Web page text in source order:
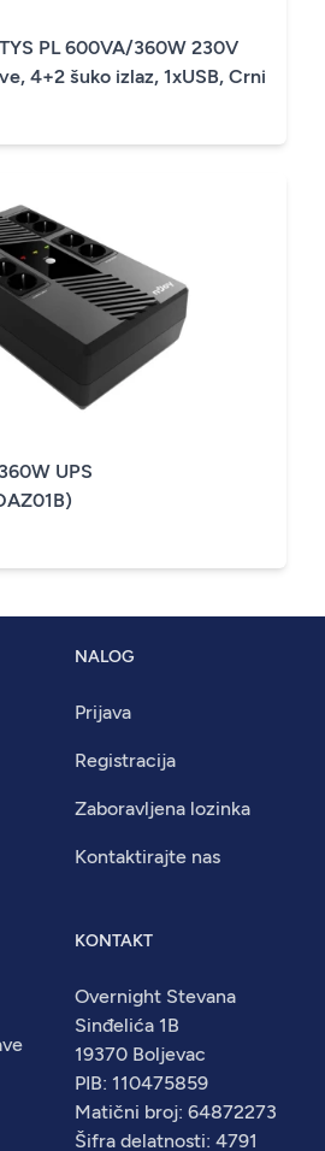
PL 600VA/360W 230V
4+2 šuko izlaz, 1xUSB, Crni
UPS
NALOG
Prijava
Registracija
Zaboravljena lozinka
Kontaktirajte nas
KONTAKT
Overnight Stevana
Sinđelića 1B
19370 Boljevac
PIB: 110475859
Matični broj: 64872273
Šifra delatnosti: 4791